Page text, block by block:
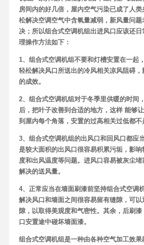
房间内的好几倍，屋内空气污染已成了人
松解决空调空气中含氧量减弱，新风量问
决；所以组合式空调机组出进风口应该还
理操作方法如下：
1、组合式空调机组不要和灯槽安置在一起
轻松解决风口所送出的冷风相关凉风阻碍
的成效。
2、组合式空调机组对于冬季里供暖的时间
后，把叶子改善到合适的地方，这样 能够
到屋内每个角落，安置的过高相关过低都不
3、组合式空调机组的出风口和回风口都应
是较大面积的出风口很容易积累污垢，影
度和出风温度等问题。进风口容易被灰尘
解决的送风量。
4、正常应当在墙面刷漆前坚持组合式空调
解决风口和墙面之间很容易留有缝隙，可以
隙，以取得美观度和气密性。其余，后刷
口安置途中碰坏墙面漆。
组合式空调机组是一种由各种空气加工效